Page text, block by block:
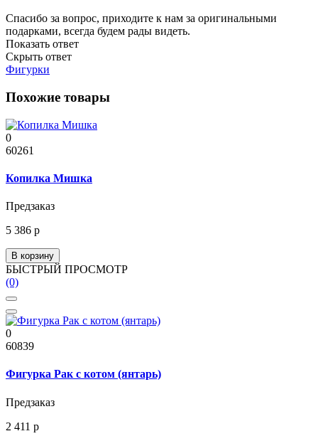
Спасибо за вопрос, приходите к нам за оригинальными
подарками, всегда будем рады видеть.
Показать ответ
Скрыть ответ
Фигурки
Похожие товары
0
60261
Копилка Мишка
Предзаказ
5 386 р
В корзину
БЫСТРЫЙ ПРОСМОТР
(0)
0
60839
Фигурка Рак с котом (янтарь)
Предзаказ
2 411 р